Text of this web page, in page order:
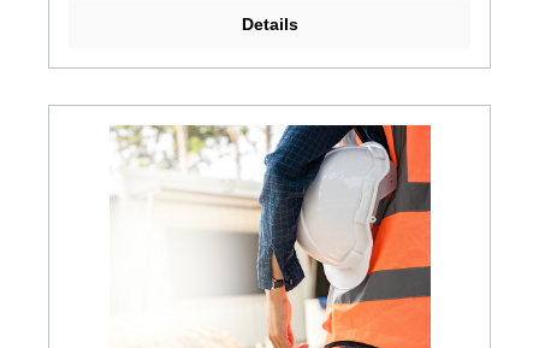
Details